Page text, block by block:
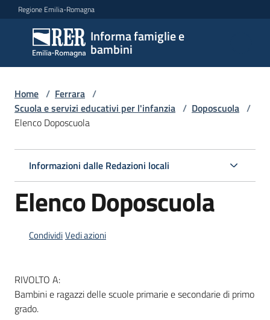
Vai al contenuto
Vai alla navigazione
Vai al footer
Regione Emilia-Romagna
Informa famiglie e
bambini
Informa
famiglie
e
bambini
Informazioni
Home / Ferrara /
Scuola e servizi educativi per l'infanzia / Doposcuola /
Elenco Doposcuola
Informazioni dalle Redazioni locali
Elenco Doposcuola
CondividiVedi azioni
RIVOLTO A:
Bambini e ragazzi delle scuole primarie e secondarie di primo
grado.